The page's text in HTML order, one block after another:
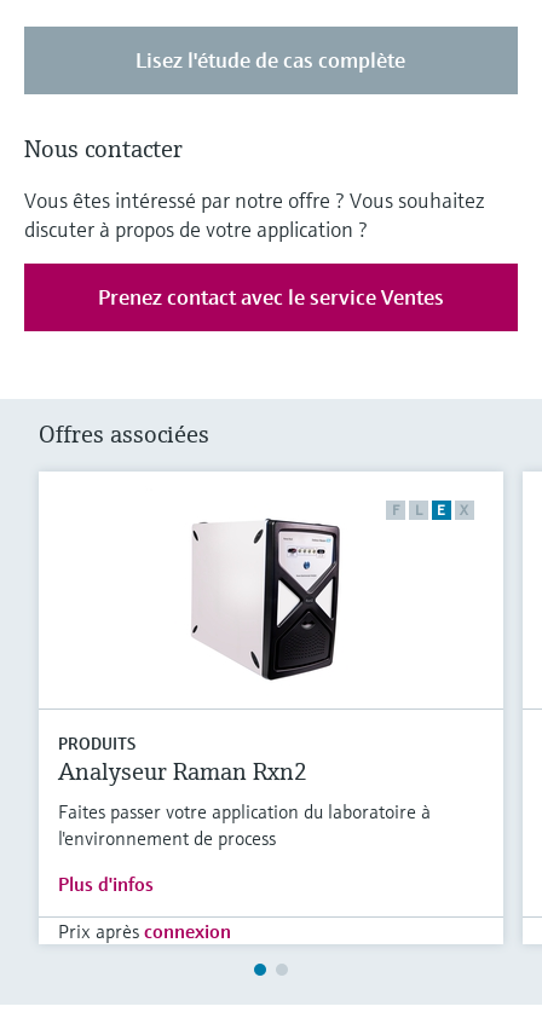
Lisez l'étude de cas complète
Nous contacter
Vous êtes intéressé par notre offre ? Vous souhaitez
discuter à propos de votre application ?
Prenez contact avec le service Ventes
Offres associées
F L E X
PRODUITS
Analyseur Raman Rxn2
Faites passer votre application du laboratoire à
l'environnement de process
Plus d'infos
Prix après connexion